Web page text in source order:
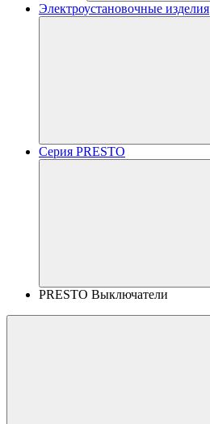
Электроустановочные изделия
Серия PRESTO
PRESTO Выключатели